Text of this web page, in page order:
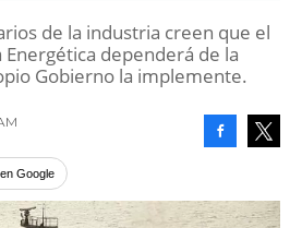
de la industria creen que el
dependerá de la
Gobierno la implemente.
Google